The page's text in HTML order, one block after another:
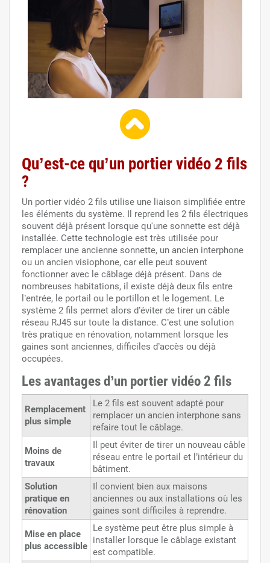
Qu’est-ce qu’un portier vidéo 2 fils
?
Un portier vidéo 2 fils utilise une liaison simplifiée entre
les éléments du système. Il reprend les 2 fils électriques
souvent déjà présent lorsque qu'une sonnette est déjà
installée. Cette technologie est très utilisée pour
remplacer une ancienne sonnette, un ancien interphone
ou un ancien visiophone, car elle peut souvent
fonctionner avec le câblage déjà présent. Dans de
nombreuses habitations, il existe déjà deux fils entre
l’entrée, le portail ou le portillon et le logement. Le
système 2 fils permet alors d’éviter de tirer un câble
réseau RJ45 sur toute la distance. C’est une solution
très pratique en rénovation, notamment lorsque les
gaines sont anciennes, difficiles d’accès ou déjà
occupées.
Les avantages d’un portier vidéo 2 fils
Remplacement
plus simple
Le 2 fils est souvent adapté pour
remplacer un ancien interphone sans
refaire tout le câblage.
Moins de
travaux
Il peut éviter de tirer un nouveau câble
réseau entre le portail et l’intérieur du
bâtiment.
Solution
pratique en
rénovation
Il convient bien aux maisons
anciennes ou aux installations où les
gaines sont difficiles à reprendre.
Mise en place
plus accessible
Le système peut être plus simple à
installer lorsque le câblage existant
est compatible.